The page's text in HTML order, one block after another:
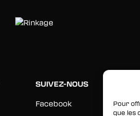
Pour
que les
SUIVEZ-NOUS
Facebook